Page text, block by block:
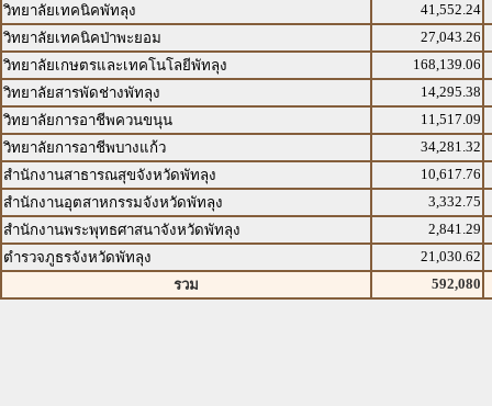
วิทยาลัยเทคนิคพัทลุง
41,552.24
วิทยาลัยเทคนิคป่าพะยอม
27,043.26
วิทยาลัยเกษตรและเทคโนโลยีพัทลุง
168,139.06
วิทยาลัยสารพัดช่างพัทลุง
14,295.38
วิทยาลัยการอาชีพควนขนุน
11,517.09
วิทยาลัยการอาชีพบางแก้ว
34,281.32
สำนักงานสาธารณสุขจังหวัดพัทลุง
10,617.76
สำนักงานอุตสาหกรรมจังหวัดพัทลุง
3,332.75
สำนักงานพระพุทธศาสนาจังหวัดพัทลุง
2,841.29
ตำรวจภูธรจังหวัดพัทลุง
21,030.62
รวม
592,080